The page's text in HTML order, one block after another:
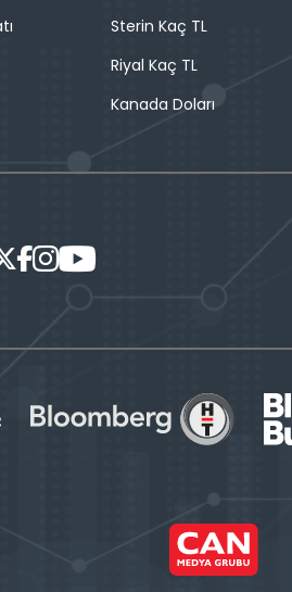
Sterin Kaç TL
Riyal Kaç TL
Kanada Doları